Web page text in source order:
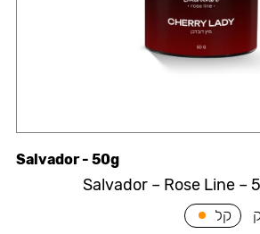
Salvador – Rose Line –
Salvador - 50g
קל